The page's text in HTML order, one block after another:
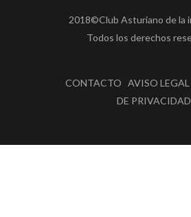
2018©Club Asturiano de la
Todos los derechos
CONTACTO AVISO
DE PRIVACIDAD